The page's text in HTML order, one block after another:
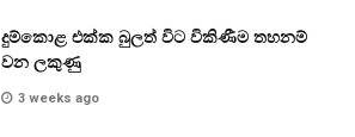
දුම්කොළ එක්ක බුලත් විට විකිණීම තහනම්
වන ලකුණු
3 weeks ago